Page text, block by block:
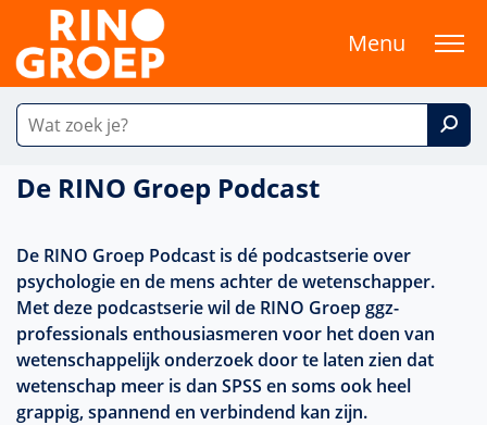
Menu
De RINO Groep Podcast
De RINO Groep Podcast is dé podcastserie over
psychologie en de mens achter de wetenschapper.
Met deze podcastserie wil de RINO Groep ggz-
professionals enthousiasmeren voor het doen van
wetenschappelijk onderzoek door te laten zien dat
wetenschap meer is dan SPSS en soms ook heel
grappig, spannend en verbindend kan zijn.